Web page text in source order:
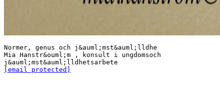
Normer, genus och j&auml;mst&auml;lldhe
Mia Hanstr&ouml;m , konsult i ungdomsoch
[email protected]